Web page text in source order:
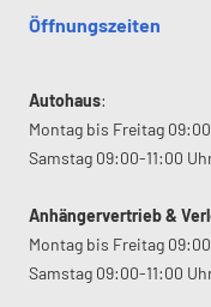
Öffnungszeiten
Autohaus:
Montag bis Freitag
Samstag 09:00-11:00
Anhängervertrieb &
Montag bis Freitag
Samstag 09:00-11:00